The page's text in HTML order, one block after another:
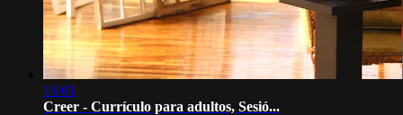
16:01
Creer - Currículo para adultos, Sesió...